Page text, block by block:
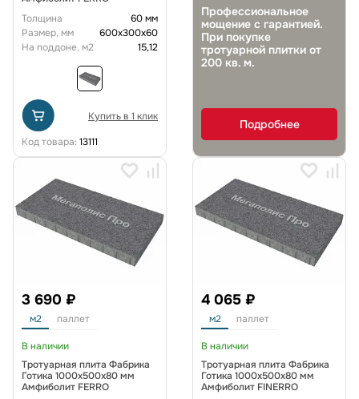
Толщина
60 мм
Размер, мм
600х300х60
На поддоне, м2
15,12
Купить в 1 клик
Код товара: 13111
Профессиональное
мощение с гарантией.
При покупке
тротуарной плитки от
200 кв. м.
Подробнее
3 690 ₽
м2 паллет
В наличии
Тротуарная плита Фабрика
Готика 1000x500x80 мм
Амфиболит FERRO
4 065 ₽
м2 паллет
В наличии
Тротуарная плита Фабрика
Готика 1000x500x80 мм
Амфиболит FINERRO